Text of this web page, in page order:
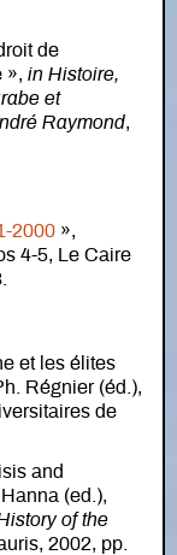
de
», in Histoire,
et
Raymond,
2000 »,
4-5, Le Caire
et les élites
Régnier (éd.),
de
and
(ed.),
of the
2002, pp.